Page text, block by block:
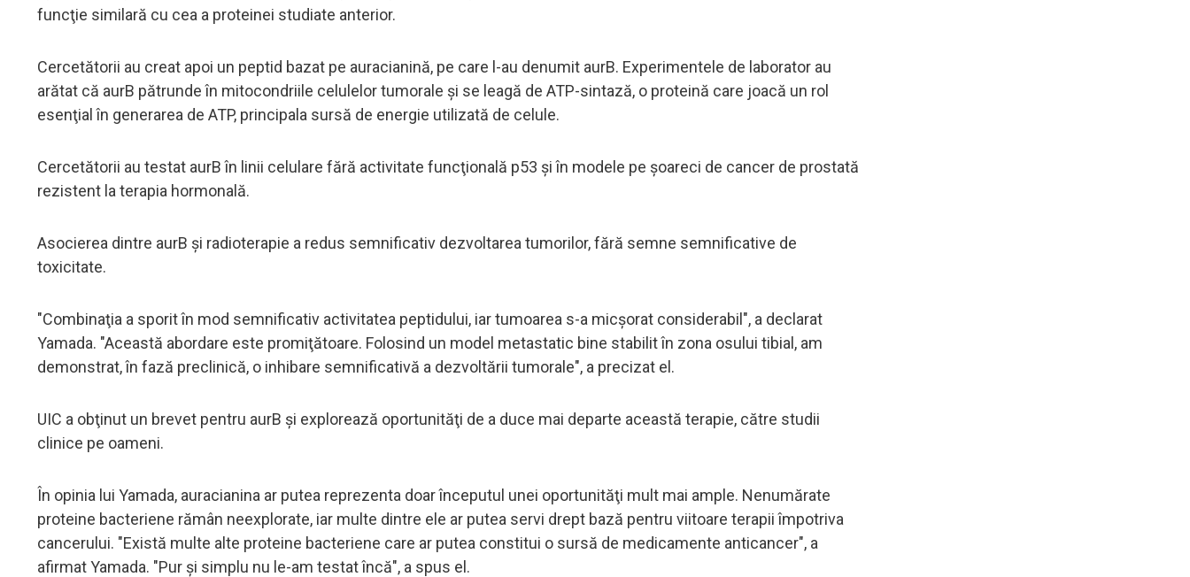
funcţie similară cu cea a proteinei studiate anterior.
Cercetătorii au creat apoi un peptid bazat pe auracianină, pe care l-au denumit aurB. Experimentele de laborator au
arătat că aurB pătrunde în mitocondriile celulelor tumorale şi se leagă de ATP-sintază, o proteină care joacă un rol
esenţial în generarea de ATP, principala sursă de energie utilizată de celule.
Cercetătorii au testat aurB în linii celulare fără activitate funcţională p53 şi în modele pe şoareci de cancer de prostată
rezistent la terapia hormonală.
Asocierea dintre aurB şi radioterapie a redus semnificativ dezvoltarea tumorilor, fără semne semnificative de
toxicitate.
"Combinaţia a sporit în mod semnificativ activitatea peptidului, iar tumoarea s-a micşorat considerabil", a declarat
Yamada. "Această abordare este promiţătoare. Folosind un model metastatic bine stabilit în zona osului tibial, am
demonstrat, în fază preclinică, o inhibare semnificativă a dezvoltării tumorale", a precizat el.
UIC a obţinut un brevet pentru aurB şi explorează oportunităţi de a duce mai departe această terapie, către studii
clinice pe oameni.
În opinia lui Yamada, auracianina ar putea reprezenta doar începutul unei oportunităţi mult mai ample. Nenumărate
proteine bacteriene rămân neexplorate, iar multe dintre ele ar putea servi drept bază pentru viitoare terapii împotriva
cancerului. "Există multe alte proteine bacteriene care ar putea constitui o sursă de medicamente anticancer", a
afirmat Yamada. "Pur şi simplu nu le-am testat încă", a spus el.